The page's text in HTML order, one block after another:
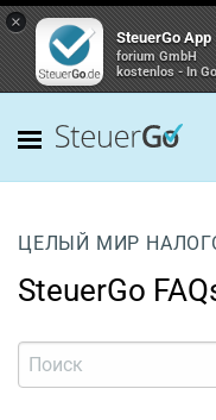
×
SteuerGo App
forium GmbH
kostenlos - In
ЦЕЛЫЙ МИР
SteuerGo